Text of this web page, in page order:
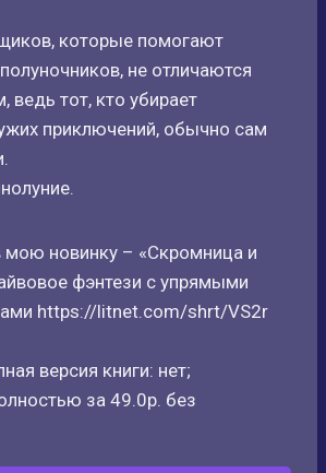
которые помогают
не отличаются
ведь тот, кто убирает
приключений, обычно сам
новинку – «Скромница и
фэнтези с упрямыми
https://litnet.com/shrt/VS2r
версия книги: нет;
за 49.0р. без